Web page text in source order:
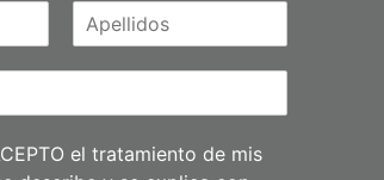
p
l
i el tratamiento de mis